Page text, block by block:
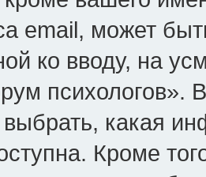
email, может
ко вводу, на
психологов».
какая
Кроме